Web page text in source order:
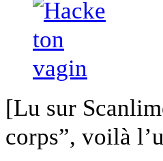
[Lu sur
corps”, voilà